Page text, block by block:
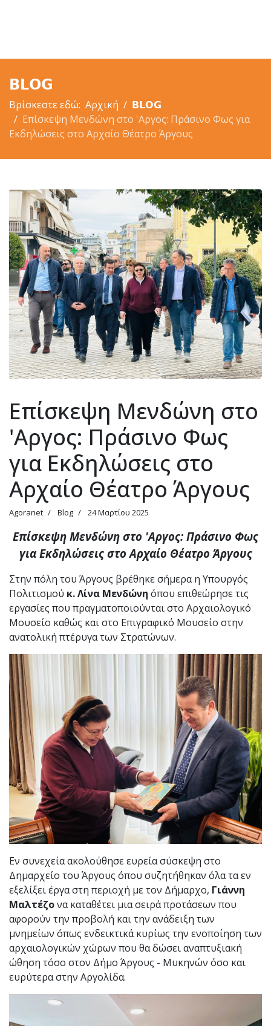
𝗕𝗟𝗢𝗚
Βρίσκεστε εδώ: Αρχική
𝗕𝗟𝗢𝗚
Επίσκεψη Μενδώνη στο 'Αργος: Πράσινο Φως για
Εκδηλώσεις στο Αρχαίο Θέατρο Άργους
Επίσκεψη Μενδώνη στο
'Αργος: Πράσινο Φως
για Εκδηλώσεις στο
Αρχαίο Θέατρο Άργους
Agoranet Blog 24 Μαρτίου 2025
Επίσκεψη Μενδώνη στο 'Αργος: Πράσινο Φως
για Εκδηλώσεις στο Αρχαίο Θέατρο Άργους
Στην πόλη του Άργους βρέθηκε σήμερα η Υπουργός
Πολιτισμού κ. Λίνα Μενδώνη όπου επιθεώρησε τις
εργασίες που πραγματοποιούνται στο Αρχαιολογικό
Μουσείο καθώς και στο Επιγραφικό Μουσείο στην
ανατολική πτέρυγα των Στρατώνων.
Εν συνεχεία ακολούθησε ευρεία σύσκεψη στο
Δημαρχείο του Άργους όπου συζητήθηκαν όλα τα εν
εξελίξει έργα στη περιοχή με τον Δήμαρχο, Γιάννη
Μαλτέζονα καταθέτει μια σειρά προτάσεων που
αφορούν την προβολή και την ανάδειξη των
μνημείων όπως ενδεικτικά κυρίως την ενοποίηση των
αρχαιολογικών χώρων που θα δώσει αναπτυξιακή
ώθηση τόσο στον Δήμο Άργους - Μυκηνών όσο και
ευρύτερα στην Αργολίδα.